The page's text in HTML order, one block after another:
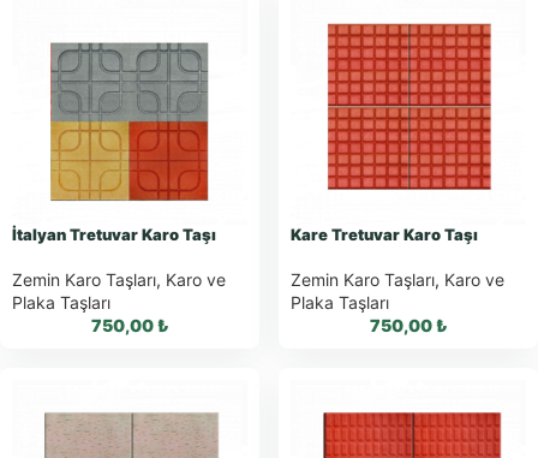
WhatsApp ile
Sipariş
WhatsApp Teklif
Al
WhatsApp ile
Sipariş
WhatsApp Teklif
Al
İtalyan Tretuvar Karo Taşı
Zemin Karo Taşları, Karo ve
Plaka Taşları
750,00₺
Kare Tretuvar Karo Taşı
Zemin Karo Taşları, Karo ve
Plaka Taşları
750,00₺